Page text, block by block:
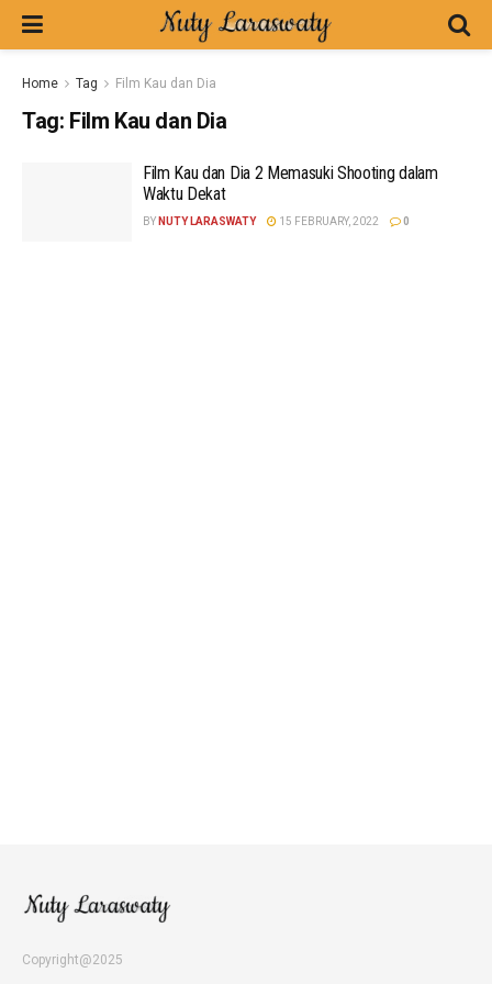
Home Tag Film Kau dan Dia
Tag: Film Kau dan Dia
Film Kau dan Dia 2 Memasuki Shooting dalam
Waktu Dekat
BY NUTY LARASWATY 15 FEBRUARY, 2022 0
Copyright@2025